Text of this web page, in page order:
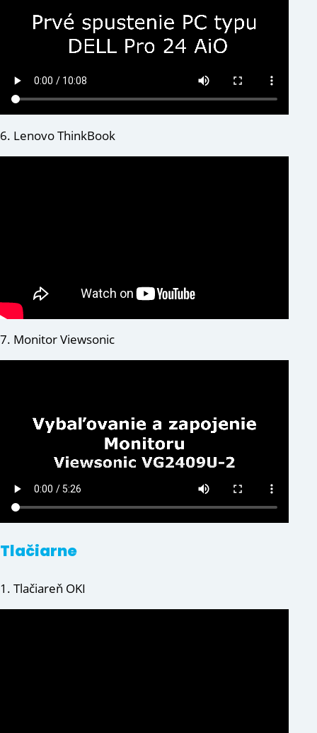
6. Lenovo ThinkBook
7. Monitor Viewsonic
Tlačiarne
1. Tlačiareň OKI
Předchozí